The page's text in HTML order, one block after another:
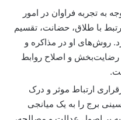
به تجربه فراوان در امور
با طلاق، حضانت، تقسیم
روش‌های او در مذاکره و
رضایت‌بخش و اصلاح روابط
ارتباط موثر و درک
برج را به یک میانجی